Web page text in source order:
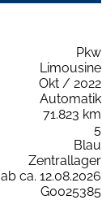
Pkw
Limousine
Okt / 2022
Automatik
71.823 km
5
Blau
Zentrallager
ab ca. 12.08.2026
G0025385